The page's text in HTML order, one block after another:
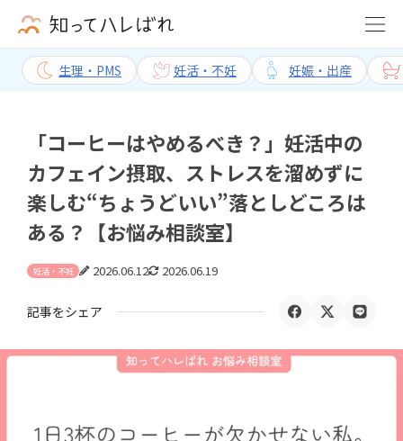
生理・PMS 妊活・不妊 妊娠・出産
「コーヒーはやめるべき？」妊活中の
カフェイン摂取、ストレスを溜めずに
楽しむ“ちょうどいい”落としどころは
ある？【お悩み相談室】
妊活・不妊 2026.06.12 2026.06.19
記事をシェア